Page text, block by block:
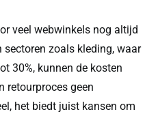
veel webwinkels nog altijd
zoals kleding, waar
30%, kunnen de kosten
retourproces geen
het biedt juist kansen om